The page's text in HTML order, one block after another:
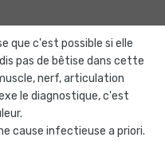
que c'est possible si elle
pas de bêtise dans cette
nerf, articulation
le diagnostique, c'est
cause infectieuse a priori.